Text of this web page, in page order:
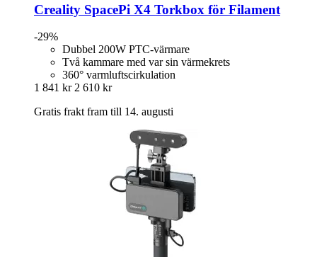
Creality SpacePi X4 Torkbox för Filament
-29%
Dubbel 200W PTC-värmare
Två kammare med var sin värmekrets
360° varmluftscirkulation
1 841 kr 2 610 kr
Gratis frakt fram till 14. augusti